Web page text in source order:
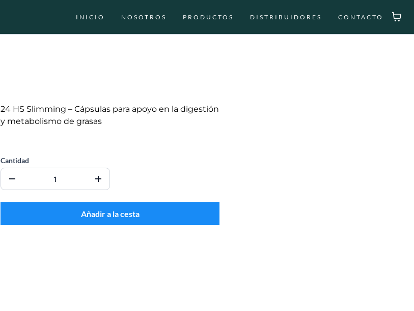
INICIO NOSOTROS PRODUCTOS DISTRIBUIDORES CONTACTO
24 HS Slimming – Cápsulas para apoyo en la digestión
y metabolismo de grasas
Cantidad
Añadir a la cesta